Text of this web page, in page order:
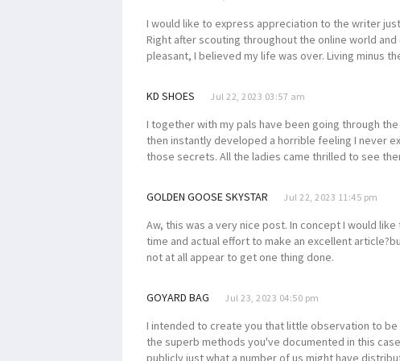
STIH Manokwari Lepas 42 Calon
Opsi Penggalangan Intelijen
Filep Minta Pemda Perkuat Mitigasi
Tingkat Kriminalitas Papua Barat
Masyarakat Papua Laporkan
Kasat Reskrim Tertembak oleh
Presiden Dibayangi Isu Papua
Pemprov Papua Barat Diduga
Pemerintah Bentuk Satgas
Respons Panglima TNI, Filep:
Seorang Guru Pesantren Lakukan
Kapolda Papua: Presiden Bersedia
I would like to express appreciation to the writer
Right after scouting throughout the online world
pleasant, I believed my life was over. Living minus
KD SHOES Jul 22, 2023 03:57 am
I together with my pals have been going through
then instantly developed a horrible feeling I never
those secrets. All the ladies came thrilled to see
GOLDEN GOOSE SKYSTAR Jul 22, 2023 11:45 pm
Aw, this was a very nice post. In concept I would
time and actual effort to make an excellent
not at all appear to get one thing done.
GOYARD BAG Jul 23, 2023 04:50 pm
I intended to create you that little observation to
the superb methods you've documented in this
publicly just what a number of us might have